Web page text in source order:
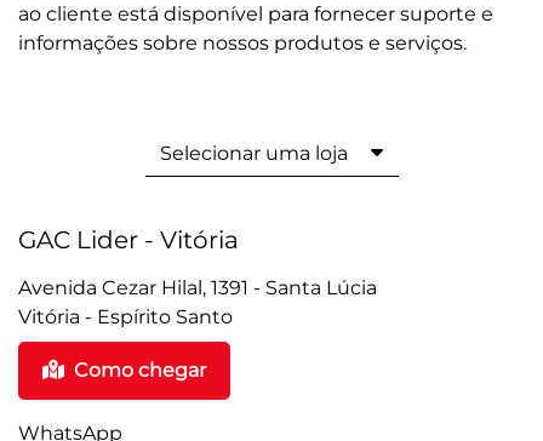
ao cliente está disponível para fornecer suporte e
informações sobre nossos produtos e serviços.
Selecionar uma loja
GAC Lider - Vitória
Avenida Cezar Hilal, 1391 - Santa Lúcia
Vitória - Espírito Santo
Como chegar
WhatsApp